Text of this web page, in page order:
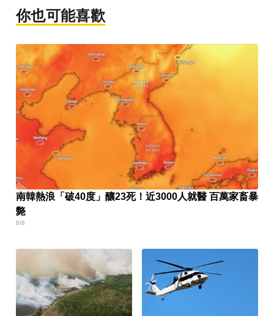
你也可能喜歡
南韓熱浪「破40度」釀23死！近3000人就醫 百萬家畜暴
斃
8/8